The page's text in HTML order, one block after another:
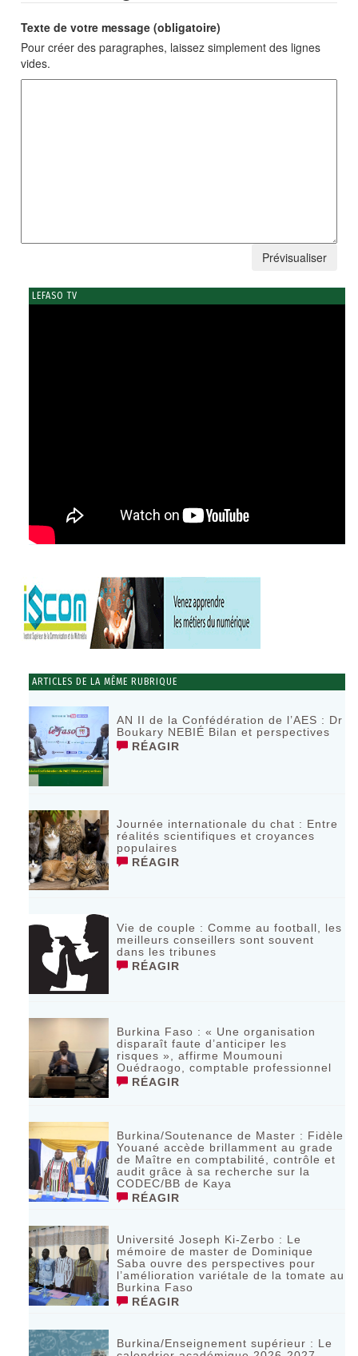
Texte de votre message (obligatoire)
Pour créer des paragraphes, laissez simplement des lignes
vides.
LEFASO TV
ARTICLES DE LA MÊME RUBRIQUE
AN II de la Confédération de l’AES : Dr
Boukary NEBIÉ Bilan et perspectives
RÉAGIR
Journée internationale du chat : Entre
réalités scientifiques et croyances
populaires
RÉAGIR
Vie de couple : Comme au football, les
meilleurs conseillers sont souvent
dans les tribunes
RÉAGIR
Burkina Faso : « Une organisation
disparaît faute d’anticiper les
risques », affirme Moumouni
Ouédraogo, comptable professionnel
RÉAGIR
Burkina/Soutenance de Master : Fidèle
Youané accède brillamment au grade
de Maître en comptabilité, contrôle et
audit grâce à sa recherche sur la
CODEC/BB de Kaya
RÉAGIR
Université Joseph Ki-Zerbo : Le
mémoire de master de Dominique
Saba ouvre des perspectives pour
l’amélioration variétale de la tomate au
Burkina Faso
RÉAGIR
Burkina/Enseignement supérieur : Le